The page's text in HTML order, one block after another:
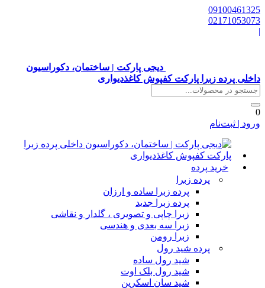
دیجی پارکت | ساختمان، دکوراسیون
پرده زبرا پارکت کفپوش کاغذدیواری
| ثبت‌نام
خرید پرده
پرده زبرا
پرده زبرا ساده و ارزان
پرده زبرا جدید
زبرا چاپی و تصویری ، گلدار و نقاشی
زبرا سه بعدی و هندسی
زبرا رومن
پرده شید رول
شید رول ساده
شید رول بلک اوت
شید سان اسکرین